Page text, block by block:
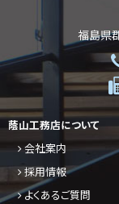
福島県
蔭山工務店について
会社案内
採用情報
よくあるご質問